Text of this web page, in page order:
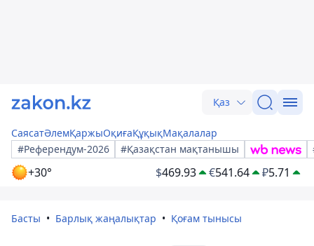
Қаз
СаясатӘлемҚаржыОқиғаҚұқықМақалалар
#Референдум-2026
#Қазақстан мақтанышы
+30° $469.93 €541.64 ₽5.71
Басты Барлық жаңалықтар Қоғам тынысы